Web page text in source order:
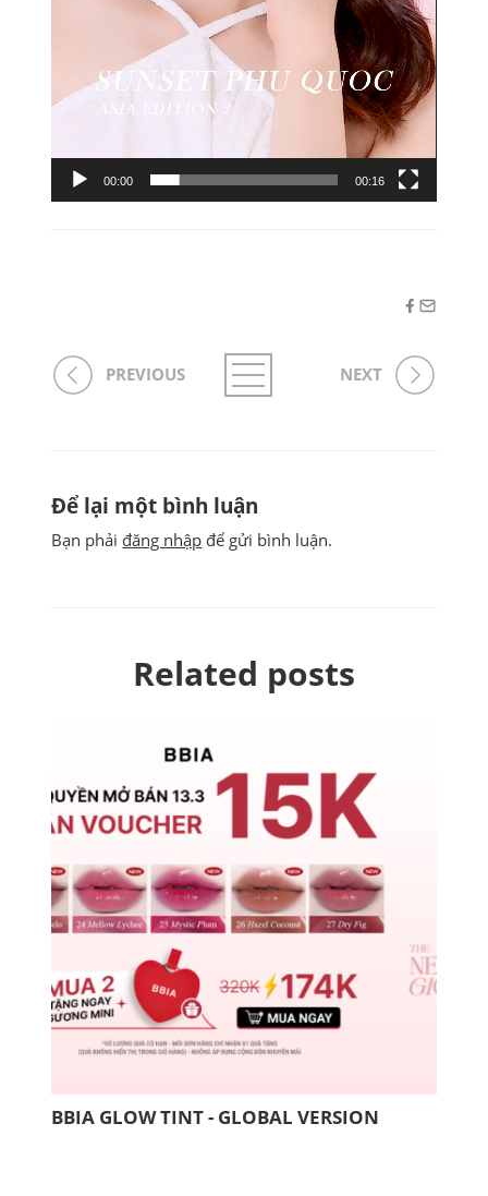
00:00 00:16
PREVIOUS NEXT
Để lại một bình luận
Bạn phải đăng nhập để gửi bình luận.
Related posts
BBIA GLOW TINT - GLOBAL VERSION